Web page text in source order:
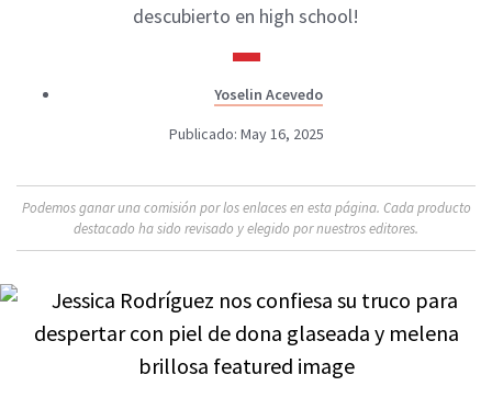
descubierto en high school!
Yoselin Acevedo
Publicado: May 16, 2025
Podemos ganar una comisión por los enlaces en esta página. Cada producto
destacado ha sido revisado y elegido por nuestros editores.